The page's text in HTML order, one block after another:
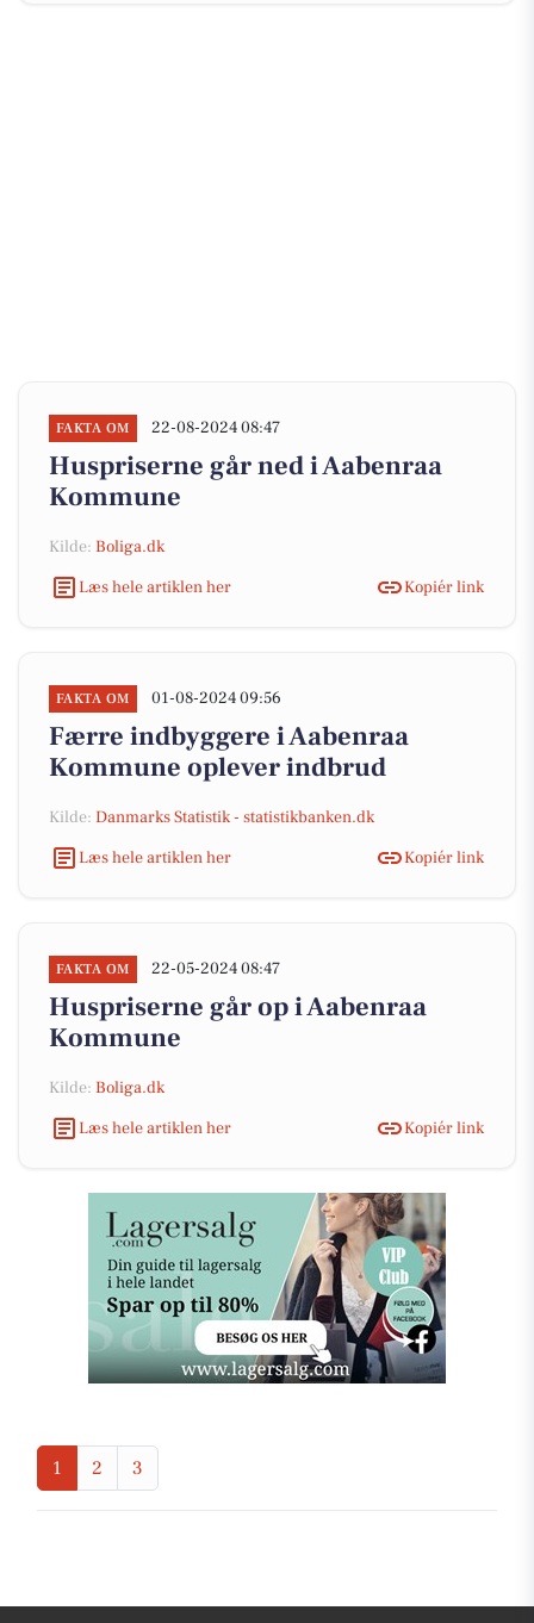
FAKTA OM 22-08-2024 08:47
Huspriserne går ned i Aabenraa
Kommune
Kilde: Boliga.dk
Læs hele artiklen her
Kopiér link
FAKTA OM 01-08-2024 09:56
Færre indbyggere i Aabenraa
Kommune oplever indbrud
Kilde: Danmarks Statistik - statistikbanken.dk
Læs hele artiklen her
Kopiér link
FAKTA OM 22-05-2024 08:47
Huspriserne går op i Aabenraa
Kommune
Kilde: Boliga.dk
Læs hele artiklen her
Kopiér link
1 2 3